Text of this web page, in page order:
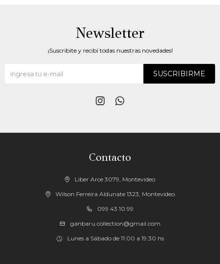
Contacto
Liber Arce 3079, Montevideo
Wilson Ferreira Aldunate 1323, Montevideo
099 43 10 99
ganbaru.collection@gmail.com
Lunes a Sábado de 11:00 a 19:30 hs
Newsletter
¡Suscribite y recibí todas nuestras novedades!
SUSCRIBIRME
 